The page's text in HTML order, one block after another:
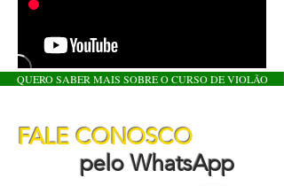
QUERO SABER MAIS SOBRE O CURSO DE VIOLÃO
FALE CONOSCO
pelo WhatsApp